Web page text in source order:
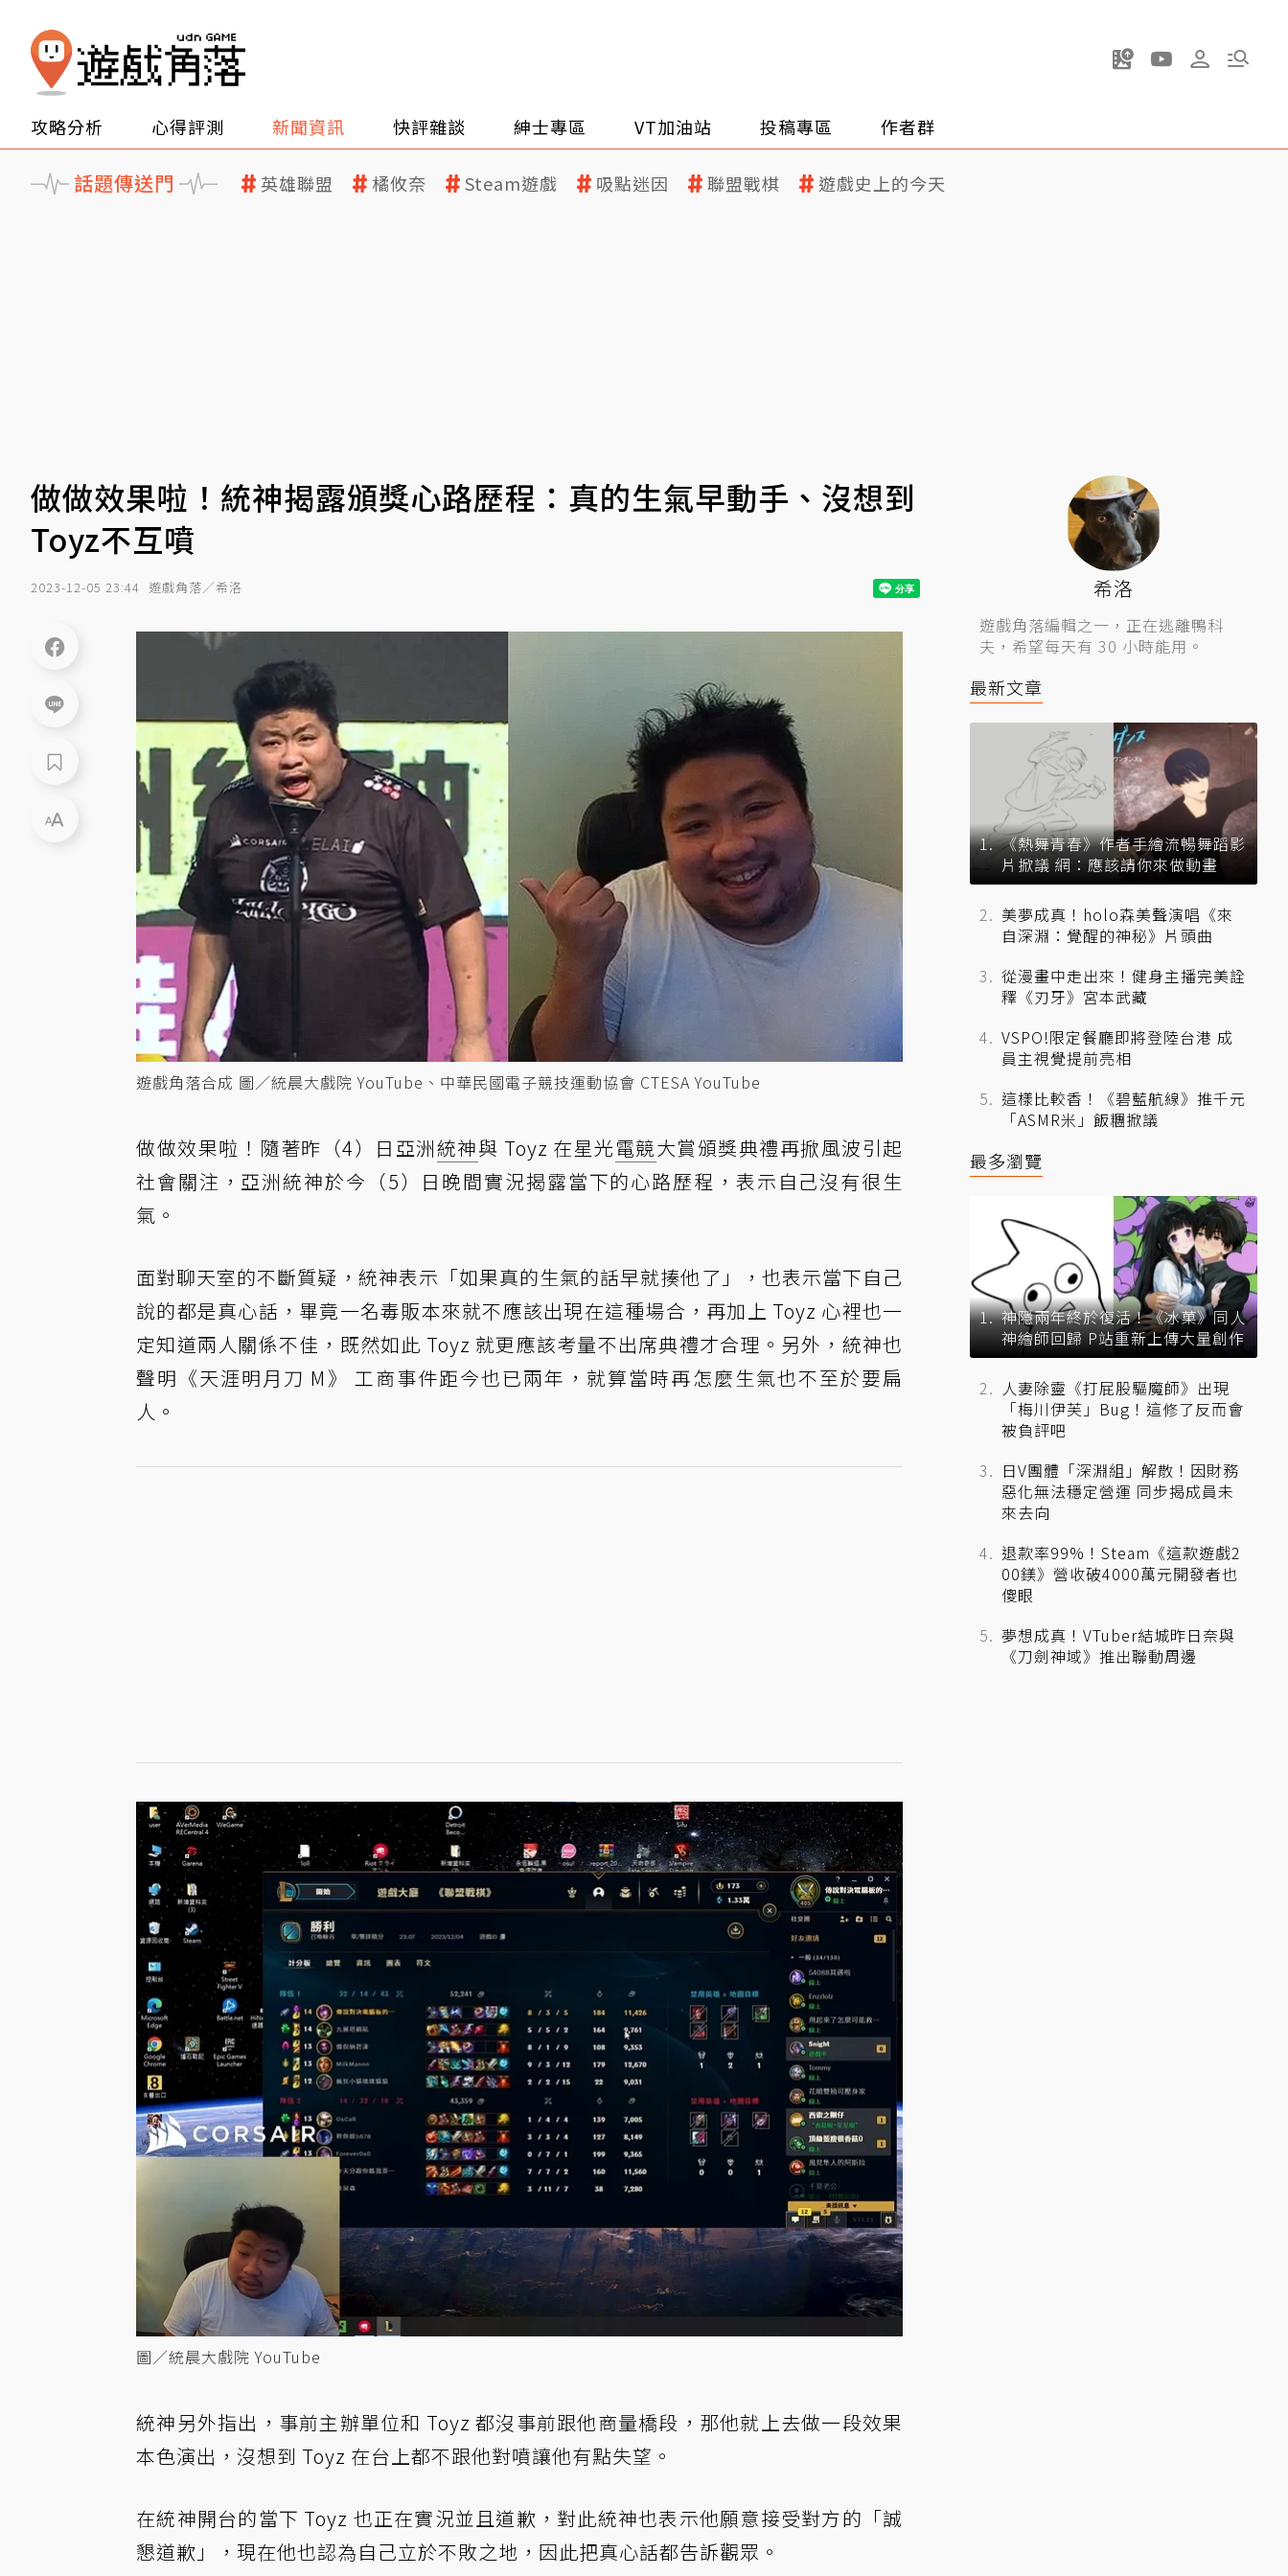
攻略分析 心得評測 新聞資訊 快評雜談 紳士專區 VT加油站 投稿專區 作者群
話題傳送門 英雄聯盟 橘攸奈 Steam遊戲 吸點迷因 聯盟戰棋 遊戲史上的今天
做做效果啦！統神揭露頒獎心路歷程：真的生氣早動手、沒想到
Toyz不互噴
2023-12-05 23:44 遊戲角落／希洛
遊戲角落合成 圖／統晨大戲院 YouTube、中華民國電子競技運動協會 CTESA YouTube
做做效果啦！隨著昨（4）日亞洲統神與 Toyz 在星光電競大賞頒獎典禮再掀風波引起
社會關注，亞洲統神於今（5）日晚間實況揭露當下的心路歷程，表示自己沒有很生
氣。
面對聊天室的不斷質疑，統神表示「如果真的生氣的話早就揍他了」，也表示當下自己
說的都是真心話，畢竟一名毒販本來就不應該出現在這種場合，再加上 Toyz 心裡也一
定知道兩人關係不佳，既然如此 Toyz 就更應該考量不出席典禮才合理。另外，統神也
聲明《天涯明月刀 M》 工商事件距今也已兩年，就算當時再怎麼生氣也不至於要扁
人。
圖／統晨大戲院 YouTube
統神另外指出，事前主辦單位和 Toyz 都沒事前跟他商量橋段，那他就上去做一段效果
本色演出，沒想到 Toyz 在台上都不跟他對噴讓他有點失望。
在統神開台的當下 Toyz 也正在實況並且道歉，對此統神也表示他願意接受對方的「誠
懇道歉」，現在他也認為自己立於不敗之地，因此把真心話都告訴觀眾。
希洛
遊戲角落編輯之一，正在逃離鴨科
夫，希望每天有 30 小時能用。
最新文章
《熱舞青春》作者手繪流暢舞蹈影
片掀議 網：應該請你來做動畫
美夢成真！holo森美聲演唱《來
自深淵：覺醒的神秘》片頭曲
從漫畫中走出來！健身主播完美詮
釋《刃牙》宮本武藏
VSPO!限定餐廳即將登陸台港 成
員主視覺提前亮相
這樣比較香！《碧藍航線》推千元
「ASMR米」飯糰掀議
最多瀏覽
神隱兩年終於復活！《冰菓》同人
神繪師回歸 P站重新上傳大量創作
人妻除靈《打屁股驅魔師》出現
「梅川伊芙」Bug！這修了反而會
被負評吧
日V團體「深淵組」解散！因財務
惡化無法穩定營運 同步揭成員未
來去向
退款率99%！Steam《這款遊戲2
00鎂》營收破4000萬元開發者也
傻眼
夢想成真！VTuber結城昨日奈與
《刀劍神域》推出聯動周邊